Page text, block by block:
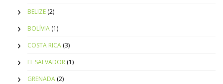
BELIZE (2)
BOLÍVIA (1)
COSTA RICA (3)
EL SALVADOR (1)
GRENADA (2)